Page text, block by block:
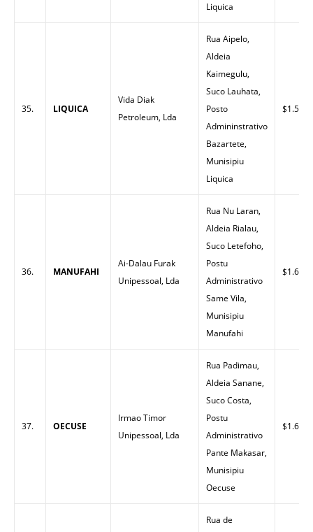
Liquica
35. LIQUICA
Vida Diak
Petroleum, Lda
Rua Aipelo,
Aldeia
Kaimegulu,
Suco Lauhata,
Posto
Admininstrativo
Bazartete,
Munisipiu
Liquica
$1.53
36. MANUFAHI
Ai-Dalau Furak
Unipessoal, Lda
Rua Nu Laran,
Aldeia Rialau,
Suco Letefoho,
Postu
Administrativo
Same Vila,
Munisipiu
Manufahi
$1.60
37. OECUSE
Irmao Timor
Unipessoal, Lda
Rua Padimau,
Aldeia Sanane,
Suco Costa,
Postu
Administrativo
Pante Makasar,
Munisipiu
Oecuse
$1.66
Rua de